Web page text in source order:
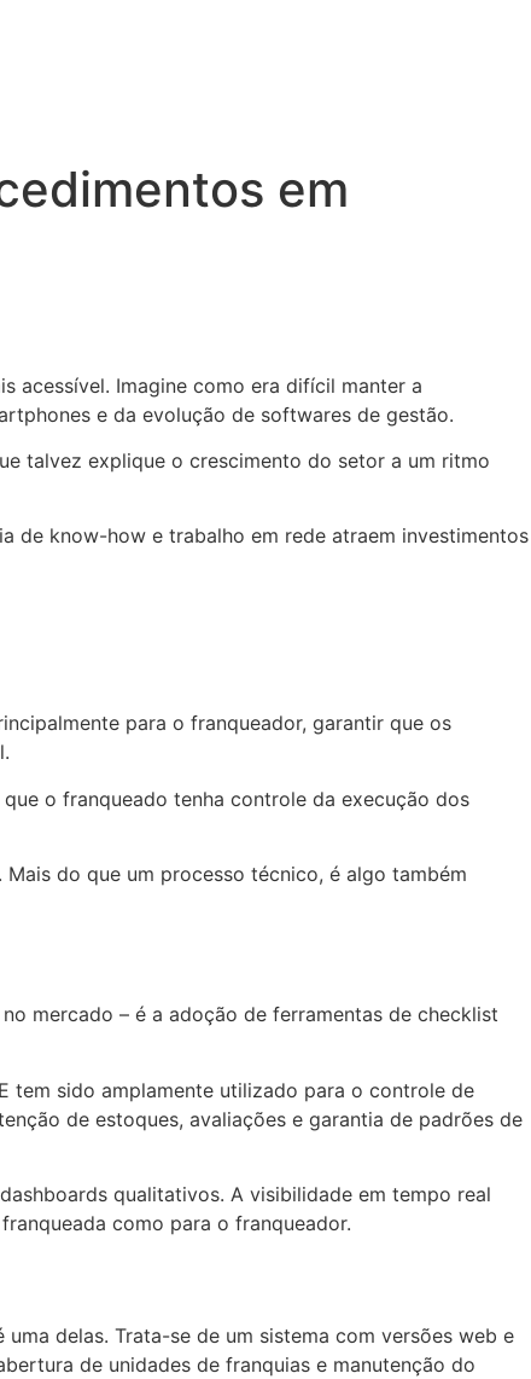
em
acessível. Imagine como era difícil manter a
e da evolução de softwares de gestão.
talvez explique o crescimento do setor a um ritmo
de know-how e trabalho em rede atraem investimentos
para o franqueador, garantir que os
o franqueado tenha controle da execução dos
do que um processo técnico, é algo também
mercado – é a adoção de ferramentas de checklist
tem sido amplamente utilizado para o controle de
de estoques, avaliações e garantia de padrões de
qualitativos. A visibilidade em tempo real
como para o franqueador.
delas. Trata-se de um sistema com versões web e
de unidades de franquias e manutenção do